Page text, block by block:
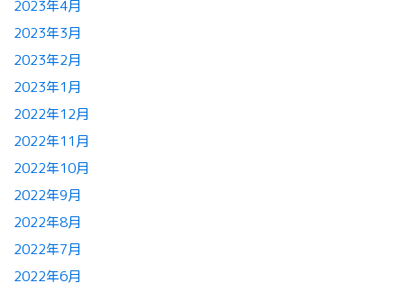
2023年4月
2023年3月
2023年2月
2023年1月
2022年12月
2022年11月
2022年10月
2022年9月
2022年8月
2022年7月
2022年6月